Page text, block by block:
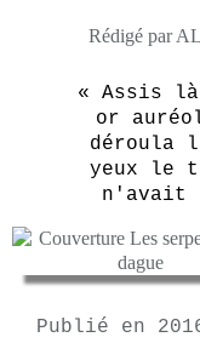
Rédigé par
« Assis
or
déroula
yeux le
n'avait
Publié en